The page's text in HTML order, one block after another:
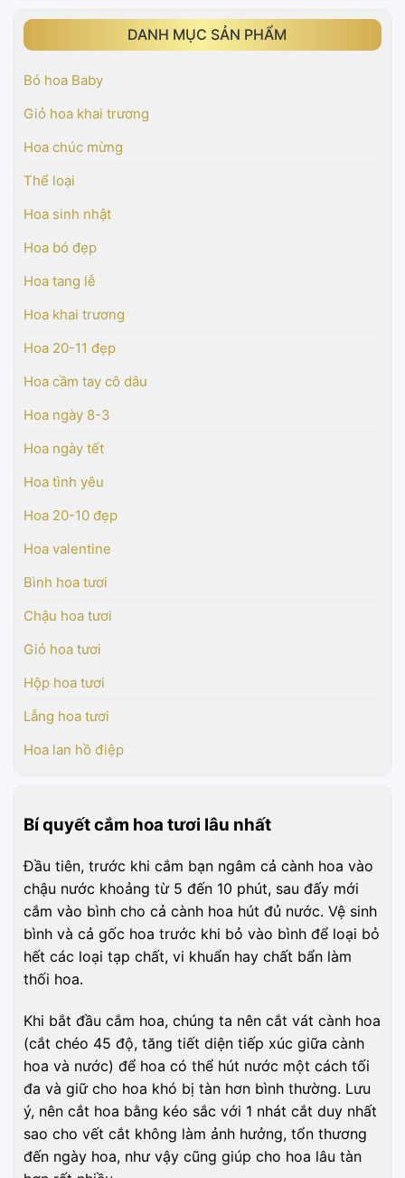
DANH MỤC SẢN PHẨM
Bó hoa Baby
Giỏ hoa khai trương
Hoa chúc mừng
Thể loại
Hoa sinh nhật
Hoa bó đẹp
Hoa tang lễ
Hoa khai trương
Hoa 20-11 đẹp
Hoa cầm tay cô dâu
Hoa ngày 8-3
Hoa ngày tết
Hoa tình yêu
Hoa 20-10 đẹp
Hoa valentine
Bình hoa tươi
Chậu hoa tươi
Giỏ hoa tươi
Hộp hoa tươi
Lẵng hoa tươi
Hoa lan hồ điệp
Bí quyết cắm hoa tươi lâu nhất
Đầu tiên, trước khi cắm bạn ngâm cả cành hoa vào
chậu nước khoảng từ 5 đến 10 phút, sau đấy mới
cắm vào bình cho cả cành hoa hút đủ nước. Vệ sinh
bình và cả gốc hoa trước khi bỏ vào bình để loại bỏ
hết các loại tạp chất, vi khuẩn hay chất bẩn làm
thối hoa.
Khi bắt đầu cắm hoa, chúng ta nên cắt vát cành hoa
(cắt chéo 45 độ, tăng tiết diện tiếp xúc giữa cành
hoa và nước) để hoa có thể hút nước một cách tối
đa và giữ cho hoa khó bị tàn hơn bình thường. Lưu
ý, nên cắt hoa bằng kéo sắc với 1 nhát cắt duy nhất
sao cho vết cắt không làm ảnh hưởng, tổn thương
đến ngày hoa, như vậy cũng giúp cho hoa lâu tàn